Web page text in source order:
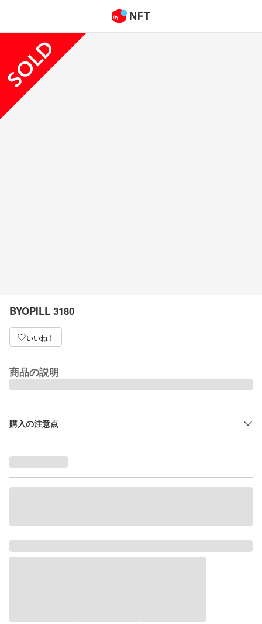
BYOPILL 3180
いいね！
商品の説明
購入の注意点